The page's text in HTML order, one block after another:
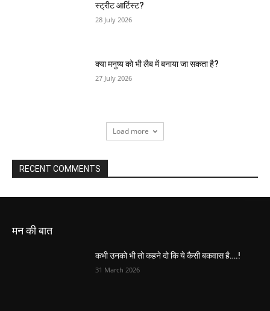
स्ट्रीट आर्टिस्ट?
28 July 2026
क्या मनुष्य को भी लैब में बनाया जा सकता है?
27 July 2026
Load more
RECENT COMMENTS
मन की बात
कभी उनको भी तो कहने दो कि ये कैसी बकवास है….!
31 March 2026